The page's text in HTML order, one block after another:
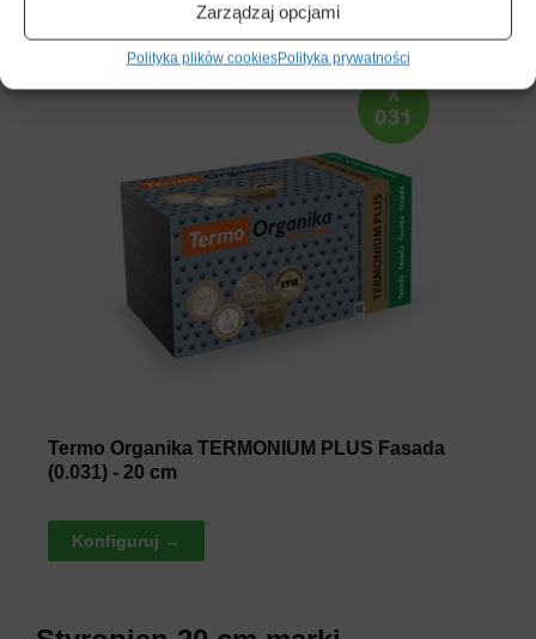
Zarządzaj opcjami
Polityka plików cookiesPolityka prywatności
Termo Organika TERMONIUM PLUS Fasada
(0.031) - 20 cm
Konfiguruj →